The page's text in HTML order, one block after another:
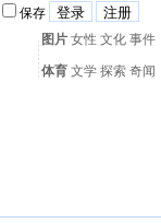
保存
图片 女性 文化 事件
体育 文学 探索 奇闻